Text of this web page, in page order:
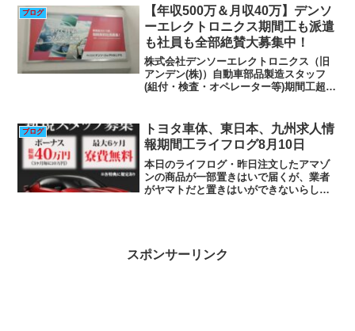
の決算を発表。決算...
ブログ
【年収500万＆月収40万】デンソ
ーエレクトロニクス期間工も派遣
も社員も全部絶賛大募集中！
株式会社デンソーエレクトロニクス（旧
アンデン(株)）自動車部品製造スタッフ
(組付・検査・オペレーター等)期間工超絶
認する愛知県 0キープリスト メニュー積
極採用中株...
ブログ
トヨタ車体、東日本、九州求人情
報期間工ライフログ8月10日
本日のライフログ・昨日注文したアマゾ
ンの商品が一部置きはいで届くが、業者
がヤマトだと置きはいができないらしく
スポンサーリンク